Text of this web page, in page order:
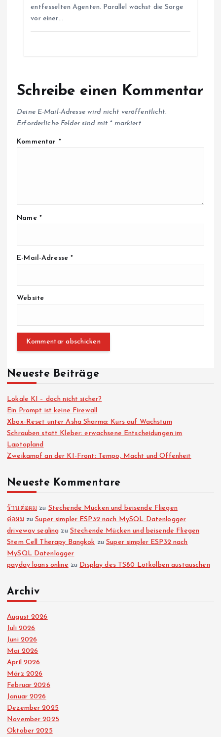
entfesselten Agenten. Parallel wächst die Sorge
vor einer…
Schreibe einen Kommentar
Deine E-Mail-Adresse wird nicht veröffentlicht.
Erforderliche Felder sind mit *markiert
Kommentar *
Name *
E-Mail-Adresse*
Website
Neueste Beiträge
Lokale KI – doch nicht sicher?
Ein Prompt ist keine Firewall
Xbox-Reset unter Asha Sharma: Kurs auf Wachstum
Schrauben statt Kleber: erwachsene Entscheidungen im
Laptopland
Zweikampf an der KI-Front: Tempo, Macht und Offenheit
Neueste Kommentare
ร้านต่อผม zu Stechende Mücken und beisende Fliegen
ต่อผม zuSuper simpler ESP32 nach MySQL Datenlogger
driveway sealing zu Stechende Mücken und beisende Fliegen
Stem Cell Therapy Bangkok zuSuper simpler ESP32 nach
MySQL Datenlogger
payday loans online zu Display des TS80 Lötkolben austauschen
Archiv
August 2026
Juli 2026
Juni 2026
Mai 2026
April 2026
März 2026
Februar 2026
Januar 2026
Dezember 2025
November 2025
Oktober 2025